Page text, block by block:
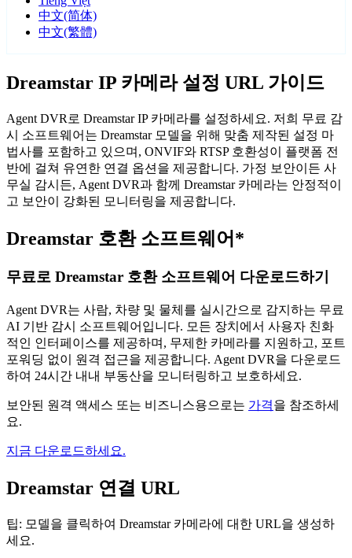
中文(简体)
中文(繁體)
Dreamstar IP 카메라 설정 URL 가이드
Agent DVR로 Dreamstar IP 카메라를 설정하세요. 저희 무료 감
시 소프트웨어는 Dreamstar 모델을 위해 맞춤 제작된 설정 마
법사를 포함하고 있으며, ONVIF와 RTSP 호환성이 플랫폼 전
반에 걸쳐 유연한 연결 옵션을 제공합니다. 가정 보안이든 사
무실 감시든, Agent DVR과 함께 Dreamstar 카메라는 안정적이
고 보안이 강화된 모니터링을 제공합니다.
Dreamstar 호환 소프트웨어*
무료로 Dreamstar 호환 소프트웨어 다운로드하기
Agent DVR는 사람, 차량 및 물체를 실시간으로 감지하는 무료
AI 기반 감시 소프트웨어입니다. 모든 장치에서 사용자 친화
적인 인터페이스를 제공하며, 무제한 카메라를 지원하고, 포트
포워딩 없이 원격 접근을 제공합니다. Agent DVR을 다운로드
하여 24시간 내내 부동산을 모니터링하고 보호하세요.
보안된 원격 액세스 또는 비즈니스용으로는 가격을 참조하세
요.
지금 다운로드하세요.
Dreamstar 연결 URL
팁: 모델을 클릭하여 Dreamstar 카메라에 대한 URL을 생성하
세요.